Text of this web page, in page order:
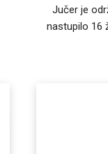
Jučer je
nastupilo 16